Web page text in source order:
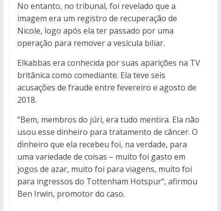
No entanto, no tribunal, foi revelado que a
imagem era um registro de recuperação de
Nicole, logo após ela ter passado por uma
operação para remover a vesícula biliar.
Elkabbas era conhecida por suas aparições na TV
britânica como comediante. Ela teve seis
acusações de fraude entre fevereiro e agosto de
2018.
“Bem, membros do júri, era tudo mentira. Ela não
usou esse dinheiro para tratamento de câncer. O
dinheiro que ela recebeu foi, na verdade, para
uma variedade de coisas – muito foi gasto em
jogos de azar, muito foi para viagens, muito foi
para ingressos do Tottenham Hotspur“, afirmou
Ben Irwin, promotor do caso.